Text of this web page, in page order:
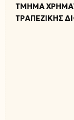
ΤΜΗΜΑ
ΤΡΑΠΕΖΙΚΗΣ